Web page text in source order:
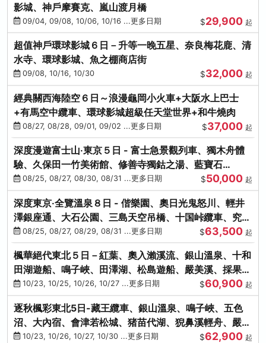
影城、神戶摩賽克、嵐山渡月橋
09/04, 09/08, 10/06, 10/16 ...更多日期 $29,900 起
超值神戶環球影城６日－升等一晚五星、奈良梅花鹿、清
水寺、環球影城、魚之棚商店街
09/08, 10/16, 10/30 $32,000 起
經典關西海陸空６日～浪漫龜岡小火車+大阪水上巴士
+有馬空中纜車、環球影城超級任天堂世界+和牛燒肉
08/27, 08/28, 09/01, 09/02 ...更多日期 $37,000 起
深度漫遊富士山‧東京５日 - 富士急景觀列車、獨木舟體
驗、久保田一竹美術館、修善寺獨鈷之湯、藍寶石
SAPHIR踴子號
08/25, 08/27, 08/30, 08/31 ...更多日期 $50,000 起
深度東京‧全覽溫泉８日 - 偕樂園、奧日光鬼怒川、輕井
澤銀座通、大石公園、三島天空吊橋、十国峠纜車、究極
海鮮食べ放題
08/25, 08/27, 08/29, 08/31 ...更多日期 $63,500 起
楓華絕代東北５日－紅葉、奧入瀨溪流、銀山溫泉、十和
田湖遊船、鳴子峽、田澤湖、松島遊船、嚴美溪、採果烤
牡蠣10/23, 10/25, 10/26, 10/27 ...更多日期 $60,900 起
逐秋楓彩東北5日-藏王纜車、銀山溫泉、鳴子峽、五色
沼、大內宿、會津若松城、猪苗代湖、猊鼻溪輕舟、嚴美
溪、松島海灣遊船
10/23, 10/26, 10/27, 10/30 ...更多日期 $62,900 起